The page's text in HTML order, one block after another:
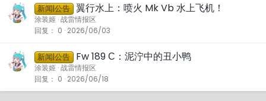
新闻|公告 翼行水上：喷火 Mk Vb 水上飞机！
涂装姬 战雷情报区
回复
0 2026/06/03
新闻|公告 Fw 189 С：泥泞中的丑小鸭
涂装姬 战雷情报区
回复
0 2026/06/18